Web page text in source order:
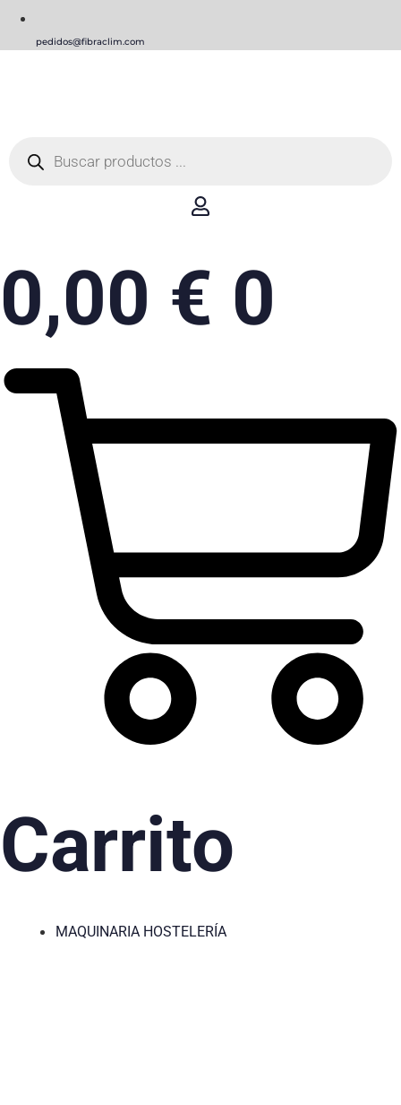
pedidos@fibraclim.com
productos
0,00 € 0
Carrito
MAQUINARIA HOSTELERÍA